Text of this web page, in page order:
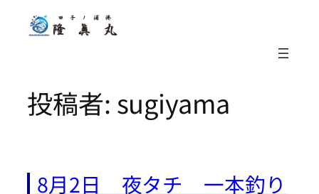
投稿者: sugiyama
8月2日 夜タチ 一本釣り